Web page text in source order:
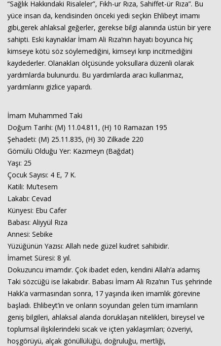
“Sağlık Hakkındaki Risaleler”, Fıkh-ur Rıza, Sahiffet-ür Rıza”. Bu
yüce insan da, kendisinden önceki yedi seçkin Ehlibeyt imamı
gibi,gerek ahlaksal geğerler, gerekse bilgi alanında üstün bir yere
sahipti. Eski kaynaklar İmam Ali Rıza’nın hayatı boyunca hiç
kimseye kötü söz söylemediğini, kimseyi kırıp incitmediğini
kaydederler. Olanakları ölçüsünde yoksullara düzenli olarak
yardımlarda bulunurdu. Bu yardımlarda aracı kullanmaz,
yardımlarını gizlice yapardı.
İmam Muhammed Taki
Doğum Tarihi: (M) 11.04.811, (H) 10 Ramazan 195
Şehadeti: (M) 25.11.835, (H) 30 Zilkade 220
Gömülü Olduğu Yer: Kazımeyn (Bağdat)
Yaşı: 25
Çocuk Sayısı: 4 E, 7 K.
Katili: Mu’tesem
Lakabı: Cevad
Künyesi: Ebu Cafer
Babası: Aliyyül Rıza
Annesi: Sebike
Yüzüğünün Yazısı: Allah nede güzel kudret sahibidir.
İmamet Süresi: 8 yıl.
Dokuzuncu imamdır. Çok ibadet eden, kendini Allah’a adamış
Taki sözcüğü ise lakabıdır. Babası İmam Ali Rıza’nın Tus şehrinde
Hakk’a varmasından sonra, 17 yaşında iken imamlık görevine
başladı. Ehlibeyt’in ve onların soyundan gelen tüm imamların
geniş bilgileri, ahlaksal alanda doruklaşan nitelikleri, bireysel ve
toplumsal ilişkilerindeki sıcak ve içten yaklaşımları; özveriyi,
hoşgörüyü, alçak gönüllülüğü, doğruluğu, mertliği,